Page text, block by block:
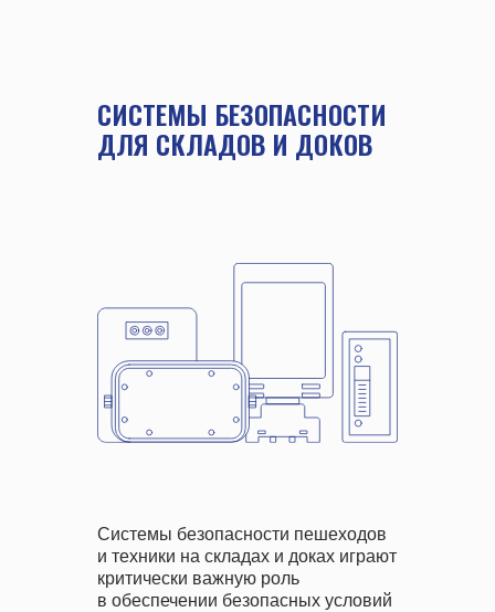
СИСТЕМЫ БЕЗОПАСНОСТИ
ДЛЯ СКЛАДОВ И ДОКОВ
Системы безопасности пешеходов
и техники на складах и доках играют
критически важную роль
в обеспечении безопасных условий